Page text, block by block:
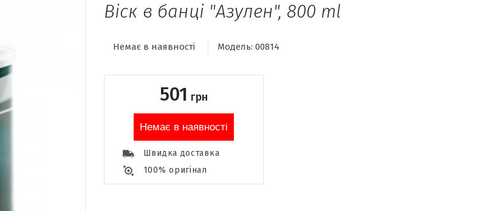
Віск в банці "Азулен", 800 ml
Немає в наявності Модель: 00814
501 грн
Немає в наявності
Швидка доставка
100% оригінал